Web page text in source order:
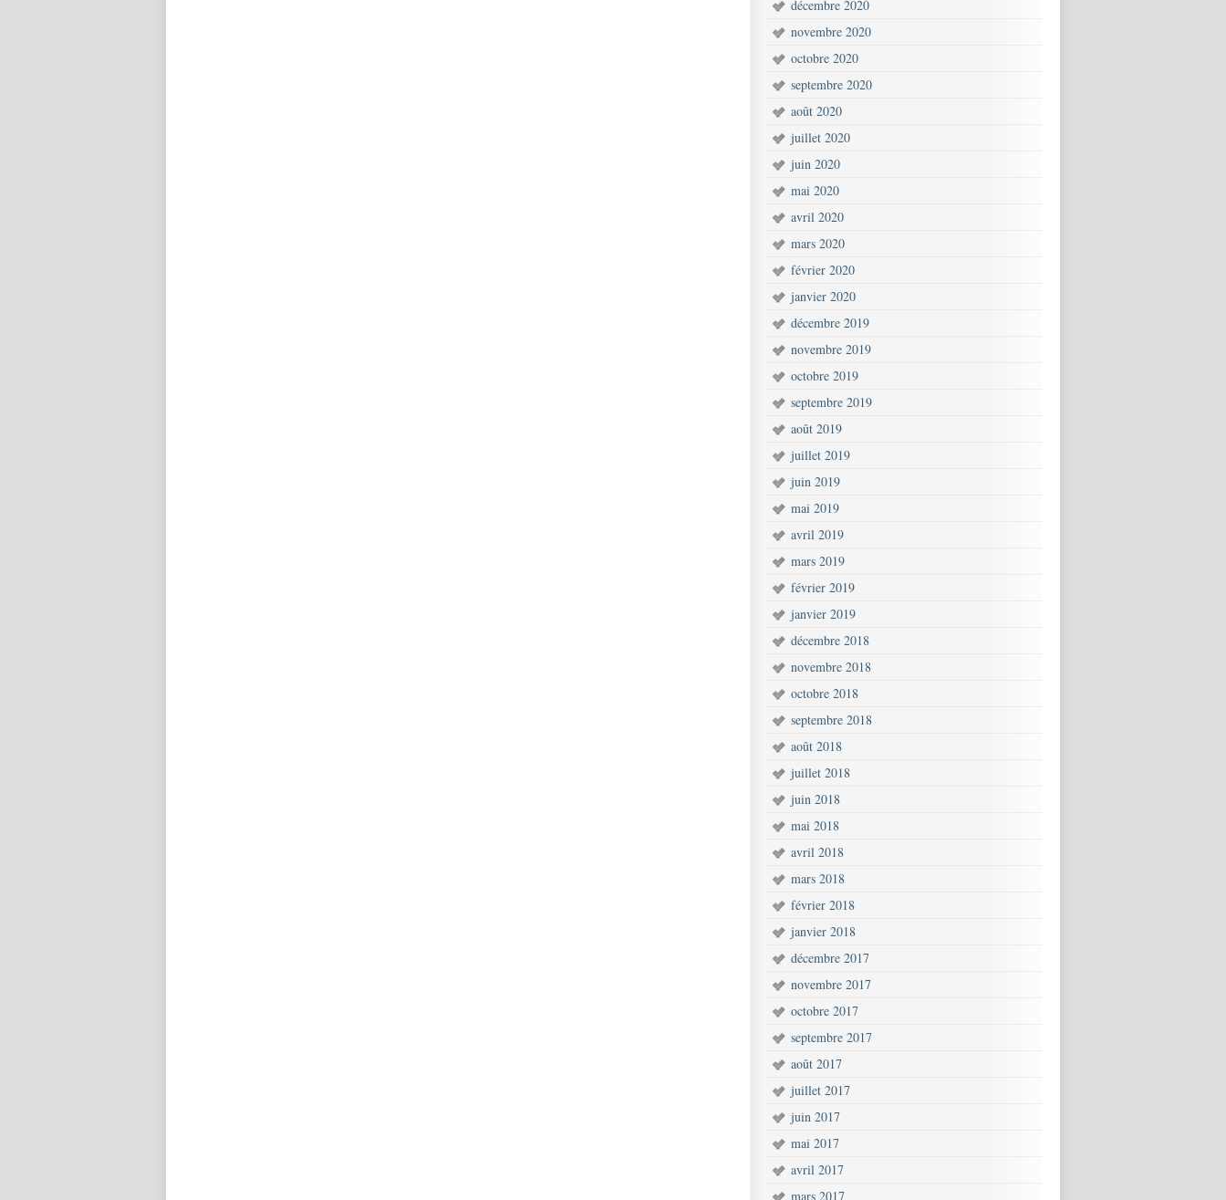
décembre 2020
novembre 2020
octobre 2020
septembre 2020
août 2020
juillet 2020
juin 2020
mai 2020
avril 2020
mars 2020
février 2020
janvier 2020
décembre 2019
novembre 2019
octobre 2019
septembre 2019
août 2019
juillet 2019
juin 2019
mai 2019
avril 2019
mars 2019
février 2019
janvier 2019
décembre 2018
novembre 2018
octobre 2018
septembre 2018
août 2018
juillet 2018
juin 2018
mai 2018
avril 2018
mars 2018
février 2018
janvier 2018
décembre 2017
novembre 2017
octobre 2017
septembre 2017
août 2017
juillet 2017
juin 2017
mai 2017
avril 2017
mars 2017